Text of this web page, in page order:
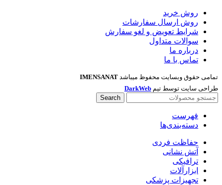
روش خرید
روش ارسال سفارشات
شرایط تعویض و لغو سفارش
سوالات متداول
درباره ما
تماس با ما
تمامی حقوق وبسایت محفوظ میباشد IMENSANAT
طراحی سایت توسط تیم DarkWeb
Search
فهرست
دسته‌بندی‌ها
حفاظت فردی
آتش نشانی
ترافیکی
ابزارآلات
تجهیزات پزشکی